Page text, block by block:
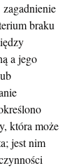
braku
a jego
która może
jest nim